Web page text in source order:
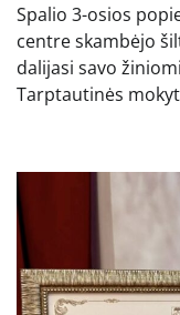
Spalio 3-osios
centre skambėjo
dalijasi savo
Tarptautinės